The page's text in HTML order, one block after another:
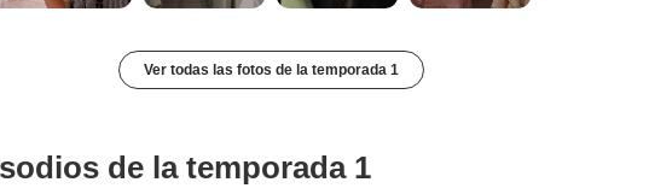
Ver todas las fotos de la temporada 1
de la temporada 1